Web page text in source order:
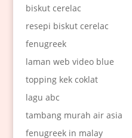
biskut cerelac
resepi biskut cerelac
fenugreek
laman web video blue
topping kek coklat
lagu abc
tambang murah air asia
fenugreek in malay